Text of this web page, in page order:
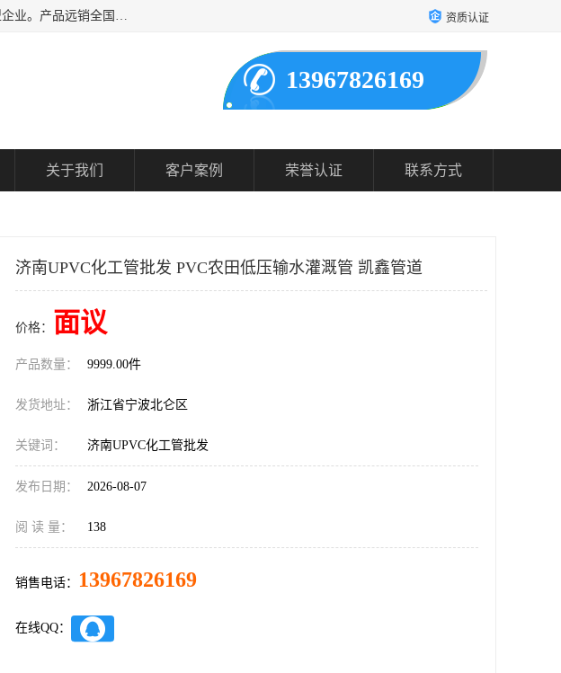
凯鑫管道科技有限公司是一家专业生产PPH、CPVC各类塑料阀门、塑料管道等非金属防腐化工设备的大型企业。产品远销全国三十一个省、市、自治区,广泛应用于化工、石油、氯碱、染料、制药、农药等行业，深受广大用户欢迎，是目前国内生产化工泵、阀门规模较大的生产基地之一。 资质认证
13967826169
关于我们 客户案例 荣誉认证 联系方式
济南UPVC化工管批发 PVC农田低压输水灌溉管 凯鑫管道
价格： 面议
产品数量： 9999.00件
发货地址： 浙江省宁波北仑区
关键词： 济南UPVC化工管批发
发布日期： 2026-08-07
阅 读 量： 138
销售电话： 13967826169
在线QQ：